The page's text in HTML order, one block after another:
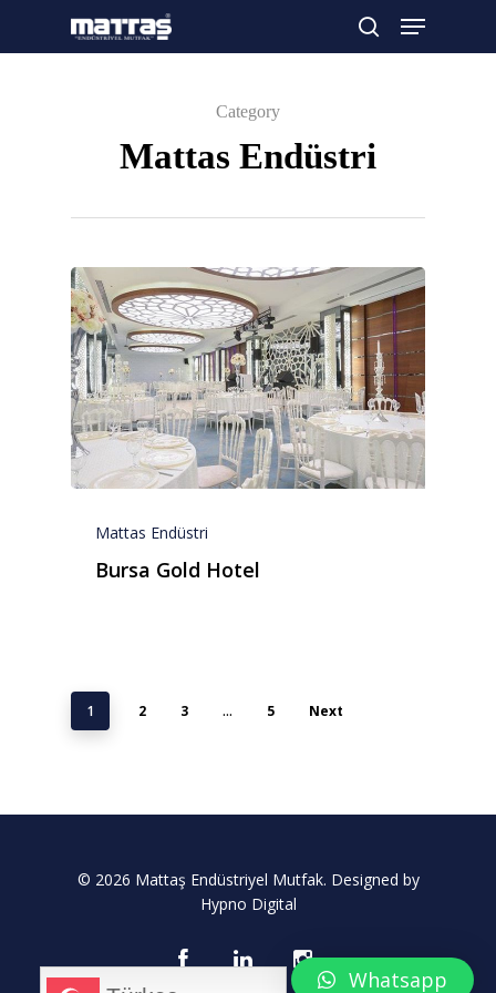
Category
Mattas Endüstri
Mattas Endüstri
Bursa Gold Hotel
1 2 3 … 5 Next
© 2026 Mattaş Endüstriyel Mutfak. Designed by
Hypno Digital
Teklif almak için tıklayın
Anasayfa
Kurumsal
Ürünler
Whatsapp